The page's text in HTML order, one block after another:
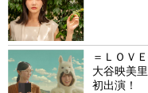
＝ＬＯＶ
大谷映美
初出演！